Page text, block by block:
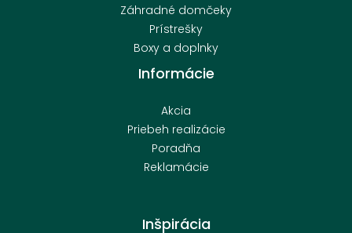
Záhradné domčeky
Prístrešky
Boxy a doplnky
Informácie
Akcia
Priebeh realizácie
Poradňa
Reklamácie
Inšpirácia